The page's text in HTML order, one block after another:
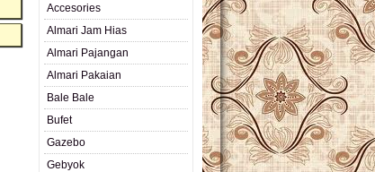
Accesories
Almari Jam Hias
Almari Pajangan
Almari Pakaian
Bale Bale
Bufet
Gazebo
Gebyok